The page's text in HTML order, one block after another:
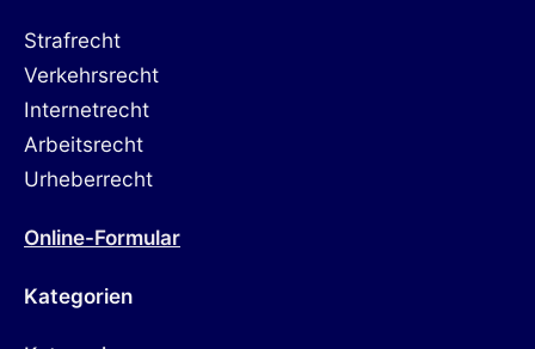
Strafrecht
Verkehrsrecht
Internetrecht
Arbeitsrecht
Urheberrecht
Online-Formular
Kategorien